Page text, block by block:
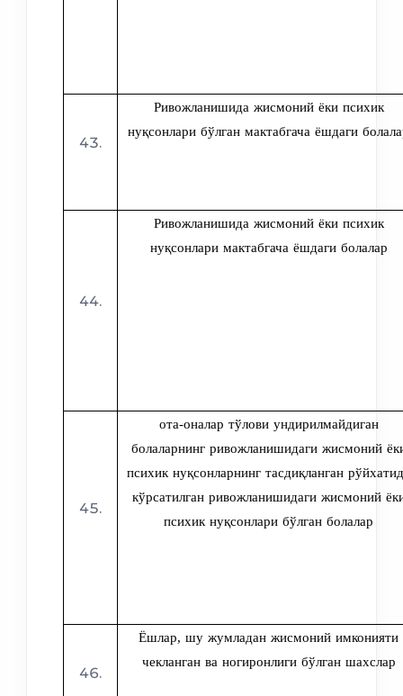
Ривожланишида жисмоний ёки психик
нуқсонлари бўлган мактабгача ёшдаги
Ривожланишида жисмоний ёки психик
нуқсонлари мактабгача ёшдаги болалар
ота-оналар тўлови ундирилмайдиган
болаларнинг ривожланишидаги жисмоний
психик нуқсонларнинг тасдиқланган
кўрсатилган ривожланишидаги жисмоний
психик нуқсонлари бўлган болалар
Ёшлар, шу жумладан жисмоний имконияти
чекланган ва ногиронлиги бўлган шахслар